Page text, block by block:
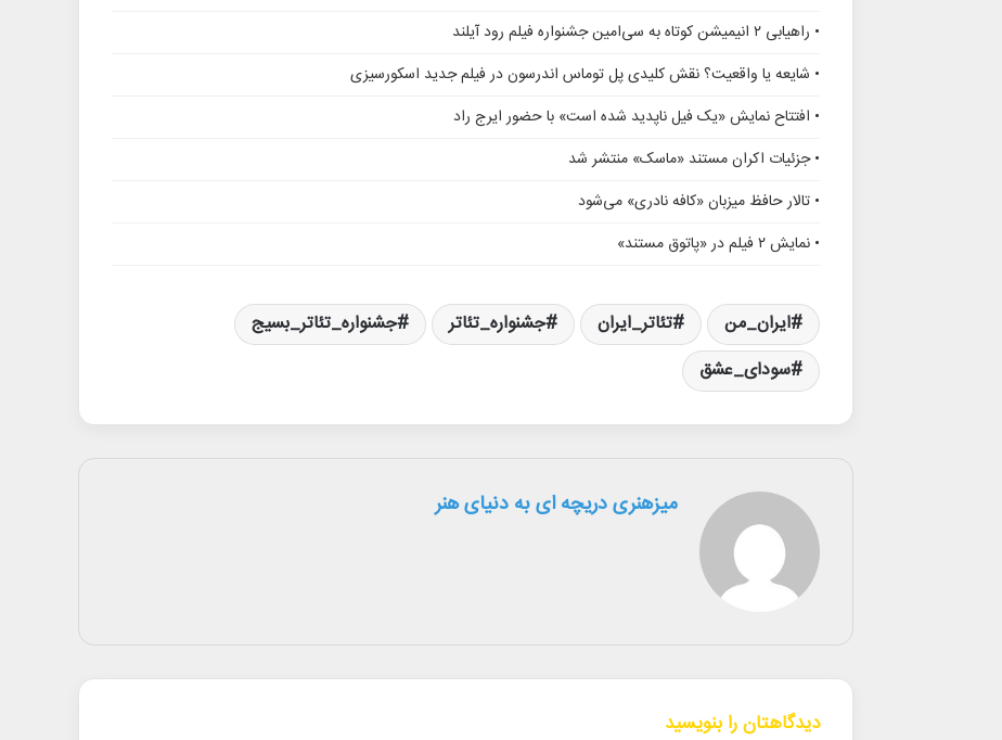
• راهیابی ۲ انیمیشن کوتاه به سی‌امین جشنواره فیلم رود آیلند
• شایعه یا واقعیت؟ نقش کلیدی پل توماس اندرسون در فیلم جدید اسکورسیزی
• افتتاح نمایش «یک فیل ناپدید شده است» با حضور ایرج راد
• جزئیات اکران مستند «ماسک» منتشر شد
• تالار حافظ میزبان «کافه نادری» می‌شود
• نمایش ۲ فیلم در «پاتوق مستند»
ایران_من تئاتر_ایران جشنواره_تئاتر
جشنواره_تئاتر_بسیج
سودای_عشق
میزهنری دریچه ای به دنیای هنر
دیدگاهتان را بنویسید